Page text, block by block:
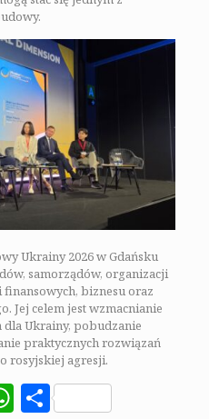
Ukrainy 2026 w Gdańsku
samorządów, organizacji
biznesu oraz
Jej celem jest wzmacnianie
Ukrainy, pobudzanie
praktycznych rozwiązań
rosyjskiej agresji.
WhatsApp
Share